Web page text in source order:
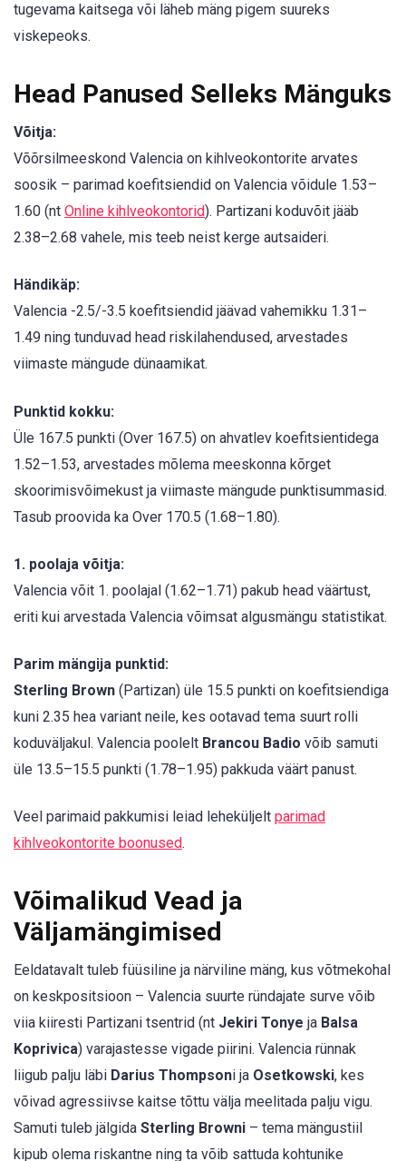
tugevama kaitsega või läheb mäng pigem suureks
viskepeoks.
Head Panused Selleks Mänguks
Võitja:
Võõrsilmeeskond Valencia on kihlveokontorite arvates
soosik – parimad koefitsiendid on Valencia võidule 1.53–
1.60 (nt Online kihlveokontorid). Partizani koduvõit jääb
2.38–2.68 vahele, mis teeb neist kerge autsaideri.
Händikäp:
Valencia -2.5/-3.5 koefitsiendid jäävad vahemikku 1.31–
1.49 ning tunduvad head riskilahendused, arvestades
viimaste mängude dünaamikat.
Punktid kokku:
Üle 167.5 punkti (Over 167.5) on ahvatlev koefitsientidega
1.52–1.53, arvestades mõlema meeskonna kõrget
skoorimisvõimekust ja viimaste mängude punktisummasid.
Tasub proovida ka Over 170.5 (1.68–1.80).
1. poolaja võitja:
Valencia võit 1. poolajal (1.62–1.71) pakub head väärtust,
eriti kui arvestada Valencia võimsat algusmängu statistikat.
Parim mängija punktid:
Sterling Brown (Partizan) üle 15.5 punkti on koefitsiendiga
kuni 2.35 hea variant neile, kes ootavad tema suurt rolli
koduväljakul. Valencia poolelt Brancou Badio võib samuti
üle 13.5–15.5 punkti (1.78–1.95) pakkuda väärt panust.
Veel parimaid pakkumisi leiad leheküljelt parimad
kihlveokontorite boonused.
Võimalikud Vead ja
Väljamängimised
Eeldatavalt tuleb füüsiline ja närviline mäng, kus võtmekohal
on keskpositsioon – Valencia suurte ründajate surve võib
viia kiiresti Partizani tsentrid (nt Jekiri Tonye ja Balsa
Koprivica) varajastesse vigade piirini. Valencia rünnak
liigub palju läbi Darius Thompsoni ja Osetkowski, kes
võivad agressiivse kaitse tõttu välja meelitada palju vigu.
Samuti tuleb jälgida Sterling Browni – tema mängustiil
kipub olema riskantne ning ta võib sattuda kohtunike